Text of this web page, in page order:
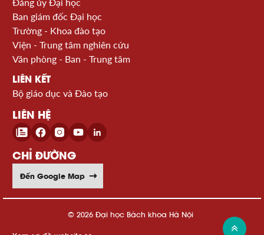
Ban giám đốc Đại học
Trường - Khoa đào tạo
Viện - Trung tâm nghiên cứu
Văn phòng - Ban - Trung tâm
LIÊN KẾT
Bộ giáo dục và Đào tạo
LIÊN HỆ
CHỈ ĐƯỜNG
Đến Google Map
© 2026 Đại học Bách khoa Hà Nội